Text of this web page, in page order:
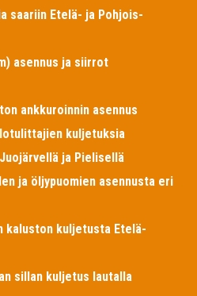
saariin Etelä- ja Pohjois-
asennus ja siirrot
ankkuroinnin asennus
kuljetuksia
ja Pielisellä
ja öljypuomien asennusta eri
kaluston kuljetusta Etelä-
sillan kuljetus lautalla